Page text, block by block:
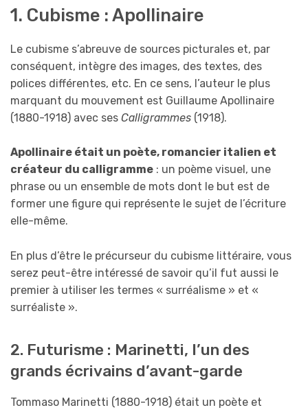
1. Cubisme : Apollinaire
Le cubisme s’abreuve de sources picturales et, par
conséquent, intègre des images, des textes, des
polices différentes, etc. En ce sens, l’auteur le plus
marquant du mouvement est Guillaume Apollinaire
(1880-1918) avec ses Calligrammes (1918).
Apollinaire était un poète, romancier italien et
créateur du calligramme : un poème visuel, une
phrase ou un ensemble de mots dont le but est de
former une figure qui représente le sujet de l’écriture
elle-même.
En plus d’être le précurseur du cubisme littéraire, vous
serez peut-être intéressé de savoir qu’il fut aussi le
premier à utiliser les termes « surréalisme » et «
surréaliste ».
2. Futurisme : Marinetti, l’un des
grands écrivains d’avant-garde
Tommaso Marinetti (1880-1918) était un poète et